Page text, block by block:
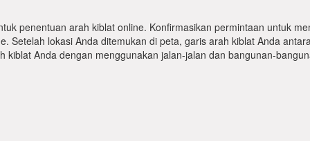
penentuan arah kiblat online. Konfirmasikan permintaan untuk
Setelah lokasi Anda ditemukan di peta, garis arah kiblat Anda
Anda dengan menggunakan jalan-jalan dan bangunan-